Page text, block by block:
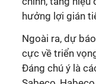
hưởng lợi gián
Ngoài ra, dự
cực về triển
Đáng chú ý là